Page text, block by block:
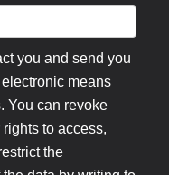
you and send you
means
You can revoke
to access,
the